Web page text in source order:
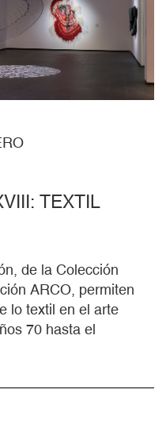
TEXTIL
de la Colección
ARCO, permiten
lo textil en el arte
70 hasta el